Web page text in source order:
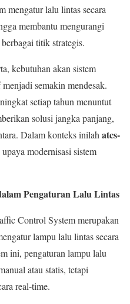
mengatur lalu lintas secara
membantu mengurangi
titik strategis.
, kebutuhan akan sistem
semakin mendesak.
setiap tahun menuntut
solusi jangka panjang,
Dalam konteks inilah atcs-
modernisasi sistem
Pengaturan Lalu Lintas
Control System merupakan
lampu lalu lintas secara
ini, pengaturan lampu lalu
atau statis, tetapi
real-time.